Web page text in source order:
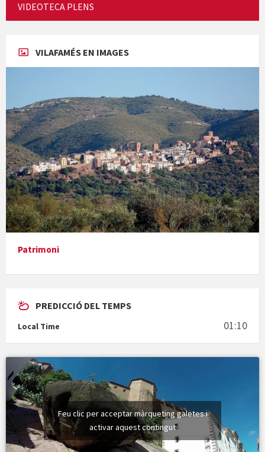
Presentació del llibre &quot;La mare&quot;, d'Emma Zafon
En Bum
Vermuts a la Font. Hit parit
VIDEOTECA PLENS
VILAFAMÉS EN IMAGES
Patrimoni
PREDICCIÓ DEL TEMPS
Local Time 01:10
Feu clic per acceptar màrqueting galetes i
activar aquest contingut